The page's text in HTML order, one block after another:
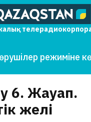
режиміне
6. Жауап.
желі